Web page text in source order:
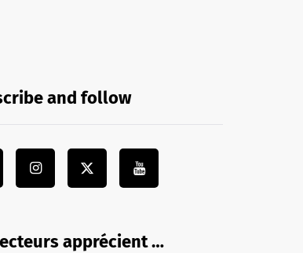
and follow
apprécient …